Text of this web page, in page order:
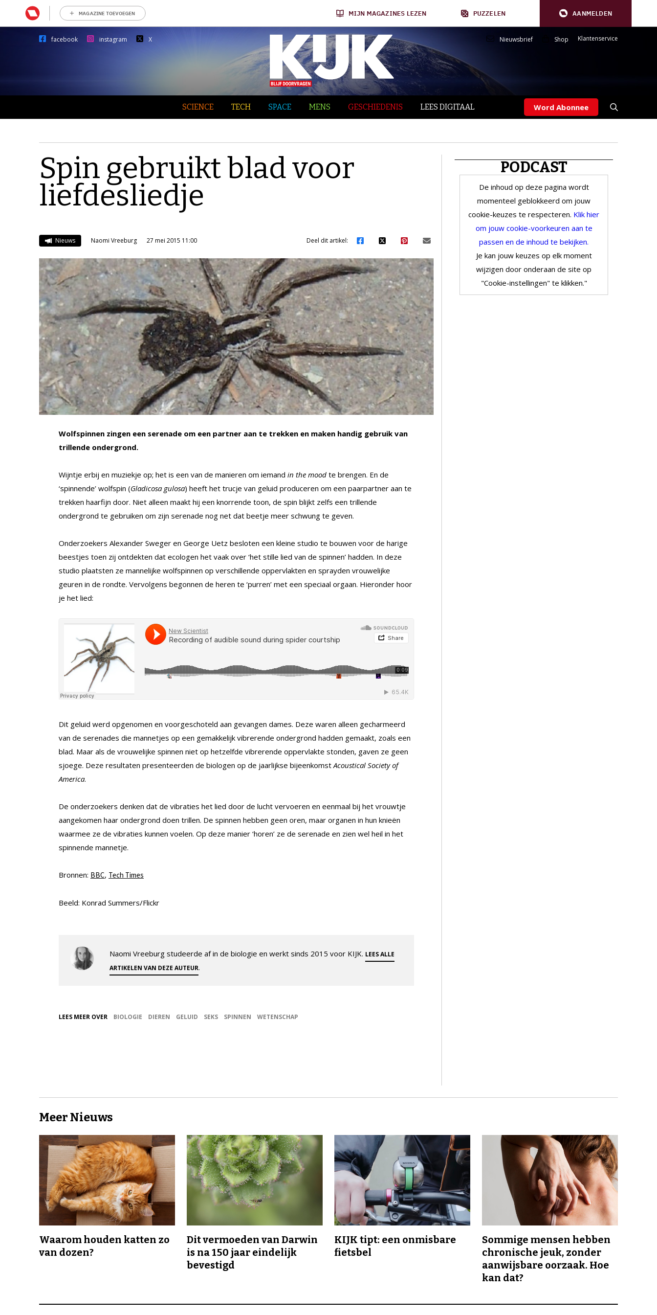
MAGAZINE TOEVOEGEN MIJN MAGAZINES LEZEN PUZZELEN AANMELDEN
facebook instagram X Nieuwsbrief Shop Klantenservice
SCIENCE TECH SPACE MENS GESCHIEDENIS LEES DIGITAAL Word Abonnee
Spin gebruikt blad voor
liefdesliedje
Nieuws Naomi Vreeburg 27 mei 2015 11:00 Deel dit artikel:
Wolfspinnen zingen een serenade om een partner aan te trekken en maken handig gebruik van
trillende ondergrond.
Wijntje erbij en muziekje op; het is een van de manieren om iemand in the mood te brengen. En de
‘spinnende’ wolfspin (Gladicosa gulosa) heeft het trucje van geluid produceren om een paarpartner aan te
trekken haarfijn door. Niet alleen maakt hij een knorrende toon, de spin blijkt zelfs een trillende
ondergrond te gebruiken om zijn serenade nog net dat beetje meer schwung te geven.
Onderzoekers Alexander Sweger en George Uetz besloten een kleine studio te bouwen voor de harige
beestjes toen zij ontdekten dat ecologen het vaak over ‘het stille lied van de spinnen’ hadden. In deze
studio plaatsten ze mannelijke wolfspinnen op verschillende oppervlakten en sprayden vrouwelijke
geuren in de rondte. Vervolgens begonnen de heren te ‘purren’ met een speciaal orgaan. Hieronder hoor
je het lied:
Dit geluid werd opgenomen en voorgeschoteld aan gevangen dames. Deze waren alleen gecharmeerd
van de serenades die mannetjes op een gemakkelijk vibrerende ondergrond hadden gemaakt, zoals een
blad. Maar als de vrouwelijke spinnen niet op hetzelfde vibrerende oppervlakte stonden, gaven ze geen
sjoege. Deze resultaten presenteerden de biologen op de jaarlijkse bijeenkomstAcoustical Society of
America.
De onderzoekers denken dat de vibraties het lied door de lucht vervoeren en eenmaal bij het vrouwtje
aangekomen haar ondergrond doen trillen. De spinnen hebben geen oren, maar organen in hun knieën
waarmee ze de vibraties kunnen voelen. Op deze manier ‘horen’ ze de serenade en zien wel heil in het
spinnende mannetje.
Bronnen: BBC, Tech Times
Beeld: Konrad Summers/Flickr
Naomi Vreeburg studeerde af in de biologie en werkt sinds 2015 voor KIJK. LEES ALLE
ARTIKELEN VAN DEZE AUTEUR.
LEES MEER OVER BIOLOGIE DIEREN GELUID SEKS SPINNEN WETENSCHAP
PODCAST
De inhoud op deze pagina wordt
momenteel geblokkeerd om jouw
cookie-keuzes te respecteren. Klik hier
om jouw cookie-voorkeuren aan te
passen en de inhoud te bekijken.
Je kan jouw keuzes op elk moment
wijzigen door onderaan de site op
"Cookie-instellingen" te klikken."
Meer Nieuws
Waarom houden katten zo
van dozen?
Dit vermoeden van Darwin
is na 150 jaar eindelijk
bevestigd
KIJK tipt: een onmisbare
fietsbel
Sommige mensen hebben
chronische jeuk, zonder
aanwijsbare oorzaak. Hoe
kan dat?